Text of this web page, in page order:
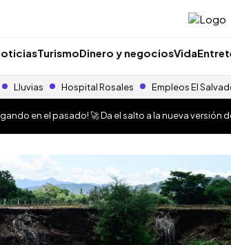
TurismoDinero y negociosVida
Lluvias Hospital Rosales Empleos El
en el pasado! 🚀 Da el salto a la nueva versión